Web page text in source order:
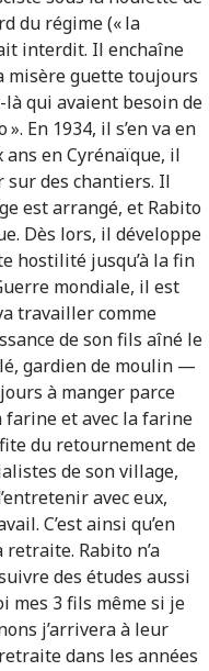
du régime (« la
interdit. Il enchaîne
misère guette toujours
là qui avaient besoin de
En 1934, il s’en va en
en Cyrénaïque, il
sur des chantiers. Il
est arrangé, et Rabito
Dès lors, il développe
hostilité jusqu’à la fin
mondiale, il est
travailler comme
de son fils aîné le
gardien de moulin —
à manger parce
et avec la farine
du retournement de
de son village,
avec eux,
C’est ainsi qu’en
Rabito n’a
des études aussi
mes 3 fils même si je
j’arrivera à leur
dans les années